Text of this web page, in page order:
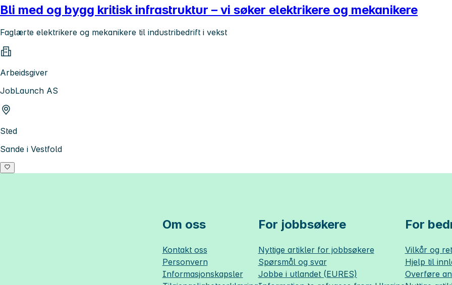
Bli med og bygg kritisk infrastruktur – vi søker elektrikere og mekanikere
Faglærte elektrikere og mekanikere til industribedrift i vekst
Arbeidsgiver
JobLaunch AS
Sted
Sande i Vestfold
Om oss
Kontakt oss
Personvern
Informasjonskapsler
For jobbsøkere
Nyttige artikler for jobbsøkere
Spørsmål og svar
Jobbe i utlandet (EURES)
For
Vilkår og
Hjelp til
Overføre